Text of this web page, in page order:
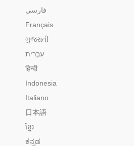
فارسی
Français
ગુજરાતી
हिन्दी
Indonesia
Italiano
日本語
ខ្មែរ
ಕನ್ನಡ